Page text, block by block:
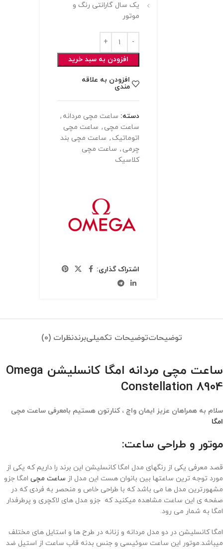
یک سال گارانتی رنگ و
موتور
افزودن به سبد خرید
افزودن به علاقه
مندی
دسته: ساعت مچی مردانه ,
ساعت مچی , ساعت مچی
اتوماتیک , ساعت مچی بند
چرمی , ساعت مچی
کلاسیک
اشتراک گذاری:
توضیحاتتوضیحات تکمیلیبرندنظرات (0)
ساعت مچی مردانه امگا کانسلیشن Omega
Constellation 8904
سلام به همراهان عزیز ایمان واچ ، کنارتون هستیم بامعرفی ساعت مچی
امگا
موتور و طراحی ساعت:
قصد معرفی یکی از رنگهای مدل امگا کانسلیشن این برند را داریم که یکی از
مورد توجه ترین ساعتها بین بانوان هست این مدل از ساعت مچی امگا جزو
مشهورترین مدل ها می باشد که با طراحی خاص و منحصر به فردی که در
صفحه ی این ساعت مشاهده میکنید که جزو مدل های لاکچری و پرطرفدار
امگا به شمار می رود.
امگا کانسلیشن در دو مدل مردانه و زنانه در طرح ها و استایل های مختلف
میباشد.موتور این ساعت سوئیسی و جنس بدنه قاب ساعت از استیل ضد